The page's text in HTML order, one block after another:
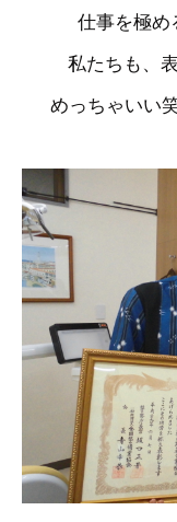
仕事を極め
私たちも、
めっちゃいい